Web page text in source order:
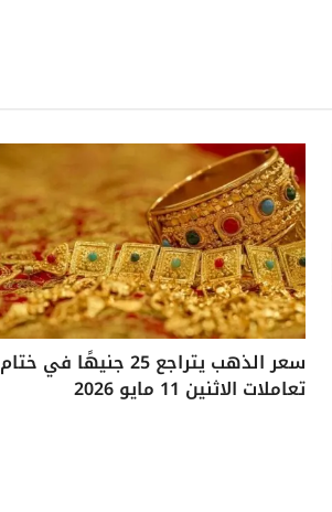
سعر الذهب يتراجع 25 جنيهًا في ختام
تعاملات الاثنين 11 مايو 2026